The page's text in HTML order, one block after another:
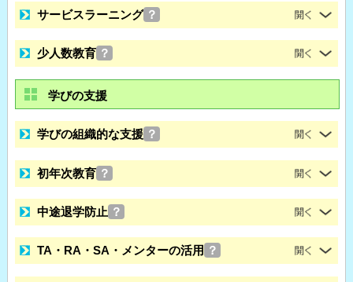
サービスラーニング ？
少人数教育 ？
学びの支援
学びの組織的な支援 ？
初年次教育 ？
中途退学防止 ？
TA・RA・SA・メンターの活用 ？